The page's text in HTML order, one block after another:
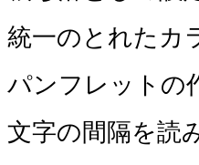
統一のとれたカ
パンフレットの
文字の間隔を読